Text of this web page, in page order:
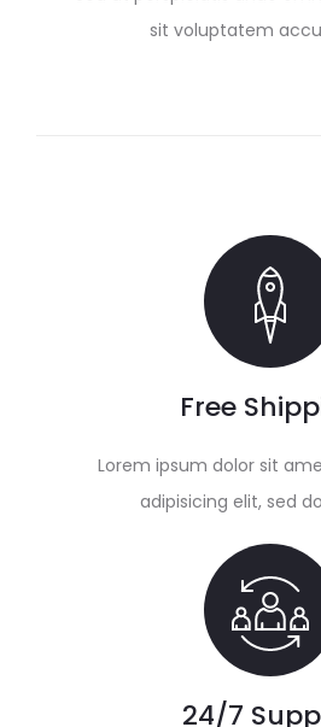
sit voluptatem
Free
Lorem ipsum dolor sit
adipisicing elit, sed
24/7